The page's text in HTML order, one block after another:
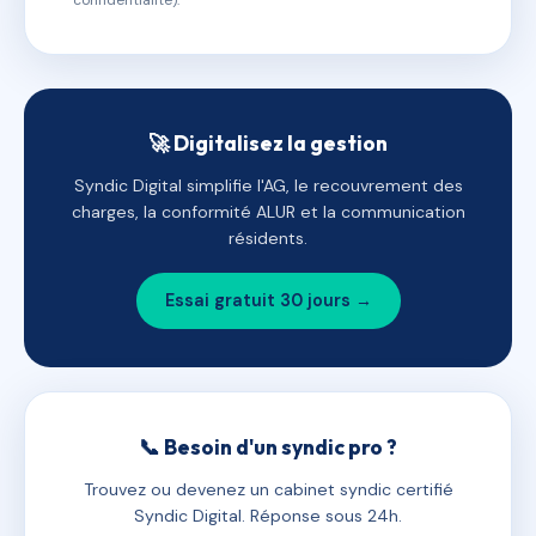
🚀 Digitalisez la gestion
Syndic Digital simplifie l'AG, le recouvrement des
charges, la conformité ALUR et la communication
résidents.
Essai gratuit 30 jours →
📞 Besoin d'un syndic pro ?
Trouvez ou devenez un cabinet syndic certifié
Syndic Digital. Réponse sous 24h.